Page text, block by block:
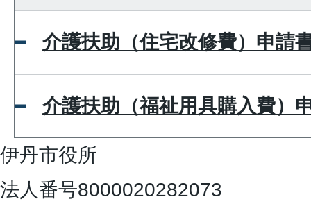
介護扶助（住宅改修費）申請
介護扶助（福祉用具購入費）
伊丹市役所
法人番号8000020282073